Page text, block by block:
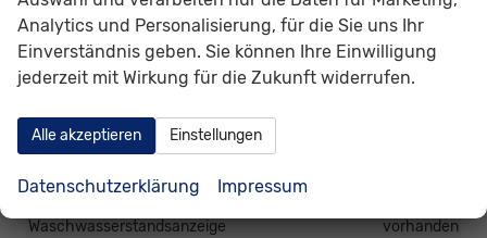
Lenkung
Servolenkung
Lichttechnik
Kurvenlicht, Lichtsensor, Scheinwerferreinigung,
Tagfahrlicht, LED-Rückleuchten, LED-Scheinwerfer,
Fernlichtassistent, LED-Tagfahrlicht, Blendfreies Fernlicht,
Voll-LED Scheinwerfer
Start/Stop-Automatik
Waschwasserstandsanzeige
vorhanden
Analytics und Personalisierung, für die Sie uns Ihr
Einverständnis geben. Sie können Ihre Einwilligung
jederzeit mit Wirkung für die Zukunft widerrufen.
Alle akzeptieren Einstellungen
Datenschutzerklärung Impressum